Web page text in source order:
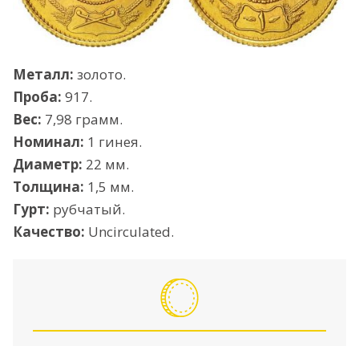
Металл: золото.
Проба: 917.
Вес: 7,98 грамм.
Номинал: 1 гинея.
Диаметр: 22 мм.
Толщина: 1,5 мм.
Гурт: рубчатый.
Качество: Uncirculated.